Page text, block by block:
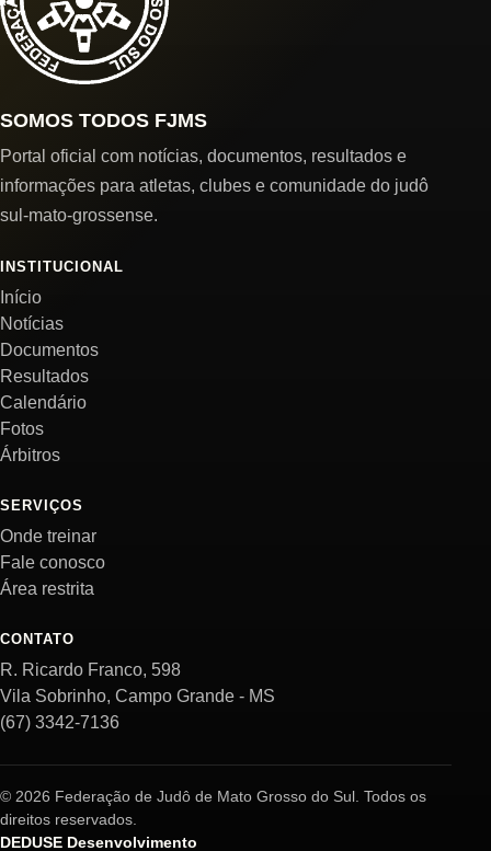
SOMOS TODOS FJMS
Portal oficial com notícias, documentos, resultados e
informações para atletas, clubes e comunidade do judô
sul-mato-grossense.
INSTITUCIONAL
Início
Notícias
Documentos
Resultados
Calendário
Fotos
Árbitros
SERVIÇOS
Onde treinar
Fale conosco
Área restrita
CONTATO
R. Ricardo Franco, 598
Vila Sobrinho, Campo Grande - MS
(67) 3342-7136
© 2026 Federação de Judô de Mato Grosso do Sul. Todos os
direitos reservados.
DEDUSE Desenvolvimento